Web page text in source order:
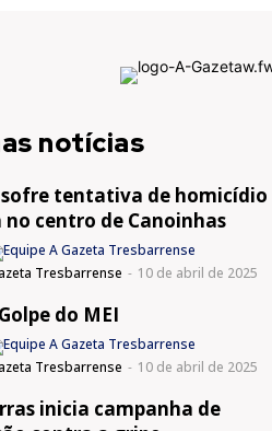
notícias
tentativa de homicídio
no centro de Canoinhas
Tresbarrense - 10 de abril de 2025
do MEI
Tresbarrense - 10 de abril de 2025
inicia campanha de